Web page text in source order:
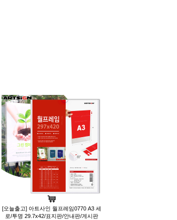
[오늘출고] 아트사인 월프레임0770 A3 세
로/투명 29.7x42/표지판/안내판/게시판